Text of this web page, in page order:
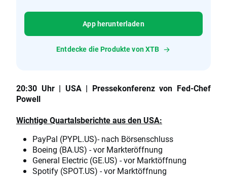
App herunterladen
Entdecke die Produkte von XTB
20:30 Uhr | USA | Pressekonferenz von Fed-Chef
Powell
Wichtige Quartalsberichte aus den USA:
PayPal (PYPL.US)- nach Börsenschluss
Boeing (BA.US) - vor Markteröffnung
General Electric (GE.US) - vor Marktöffnung
Spotify (SPOT.US) - vor Marktöffnung